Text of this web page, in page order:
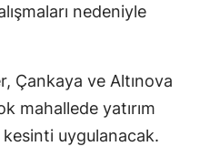
nedeniyle
Çankaya ve Altınova
mahallede yatırım
kesinti uygulanacak.